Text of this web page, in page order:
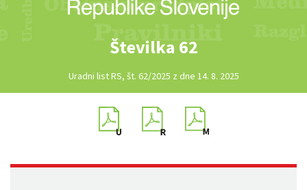
Številka 62
Uradni list RS, št. 62/2025 z dne 14. 8. 2025